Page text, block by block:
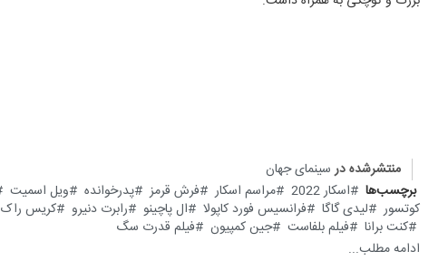
منتشرشده در سینمای جهان
برچسب‌ها
اسکار 2022 مراسم اسکار فرش قرمز پدرخوانده ویل اسمیت
کوتسور
لیدی گاگا فرانسیس فورد کاپولا ال پاچینو رابرت دنیرو کریس راک
کنت برانا
فیلم بلفاست جین کمپیون
فیلم قدرت سگ
ادامه مطلب...